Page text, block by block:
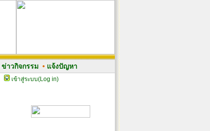
ข่าวกิจกรรม• แจ้งปัญหา
เข้าสู่ระบบ(Log in)